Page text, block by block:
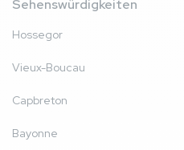
Sehenswürdigkeiten
Hossegor
Vieux-Boucau
Capbreton
Bayonne